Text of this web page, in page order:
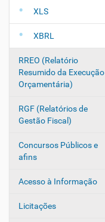
XLS
XBRL
RREO (Relatório
Resumido da Execução
Orçamentária)
RGF (Relatórios de
Gestão Fiscal)
Concursos Públicos e
afins
Acesso à Informação
Licitações